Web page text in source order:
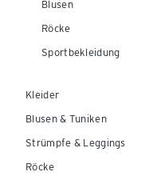
Blusen
Röcke
Sportbekleidung
Kleider
Blusen & Tuniken
Strümpfe & Leggings
Röcke